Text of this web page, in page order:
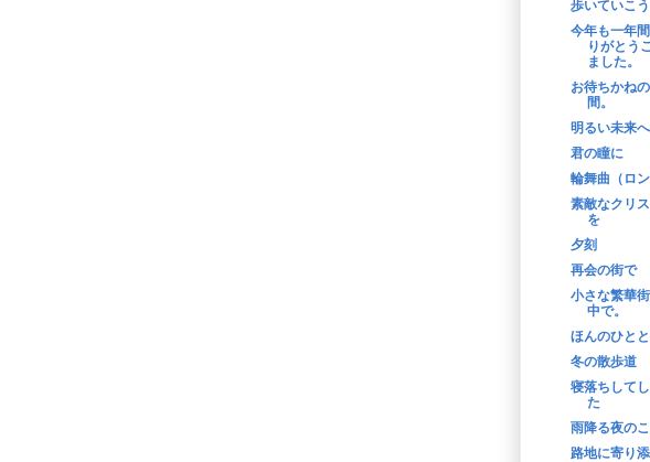
歩いていこう
今年も一年
りがとう
ました。
お待ちかね
間。
明るい未来へ
君の瞳に
輪舞曲（ロ
素敵なクリ
を
夕刻
再会の街で
小さな繁華
中で。
ほんのひと
冬の散歩道
寝落ちして
た
雨降る夜の
路地に寄り